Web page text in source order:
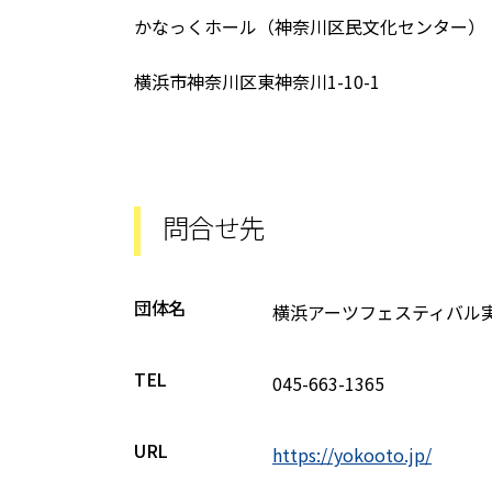
かなっくホール（神奈川区民文化センター）
横浜市神奈川区東神奈川1-10-1
問合せ先
団体名 横浜アーツフェスティバル
TEL 045-663-1365
URL https://yokooto.jp/